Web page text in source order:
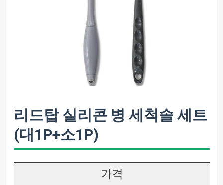
리드탑 실리콘 병 세척솔 세트
(대1P+소1P)
가격